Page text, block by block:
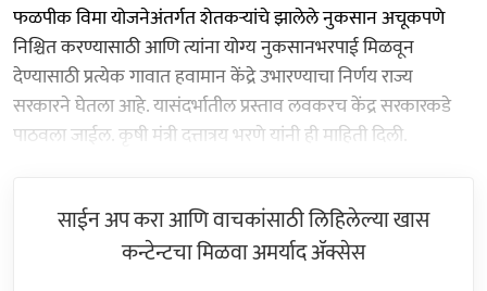
फळपीक विमा योजनेअंतर्गत शेतकऱ्यांचे झालेले नुकसान अचूकपणे
निश्चित करण्यासाठी आणि त्यांना योग्य नुकसानभरपाई मिळवून
देण्यासाठी प्रत्येक गावात हवामान केंद्रे उभारण्याचा निर्णय राज्य
सरकारने घेतला आहे. यासंदर्भातील प्रस्ताव लवकरच केंद्र सरकारकडे
पाठवला जाईल. कृषी मंत्री दत्तात्रय भरणे यांनी ही माहिती दिली.
साईन अप करा आणि वाचकांसाठी लिहिलेल्या खास
कन्टेन्टचा मिळवा अमर्याद ॲक्सेस